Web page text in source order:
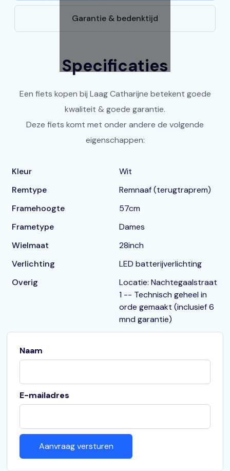
Garantie & bedenktijd
Specificaties
Een fiets kopen bij Laag Catharijne betekent goede
kwaliteit & goede garantie.
Deze fiets komt met onder andere de volgende
eigenschappen:
Kleur
Wit
Remtype
Remnaaf (terugtraprem)
Framehoogte
57cm
Frametype
Dames
Wielmaat
28inch
Verlichting
LED batterijverlichting
Overig
Locatie: Nachtegaalstraat
1 -- Technisch geheel in
orde gemaakt (inclusief 6
mnd garantie)
Naam
E-mailadres